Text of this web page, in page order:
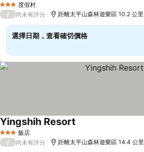
3 星級 度假村
/ 尚未有評分 距離太平山森林遊樂區 10.2 公里
選擇日期，查看確切價格
3 星級 飯店
Yingshih Resort
/ 尚未有評分 距離太平山森林遊樂區 14.4 公里